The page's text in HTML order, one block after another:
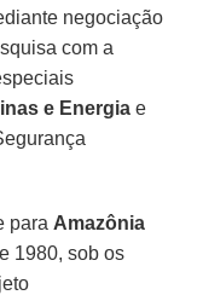
negociação
com a
e Energia e
para Amazônia
1980, sob os